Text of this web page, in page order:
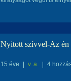
Nyitott szívvel-Az én
15 éve v. a. 4